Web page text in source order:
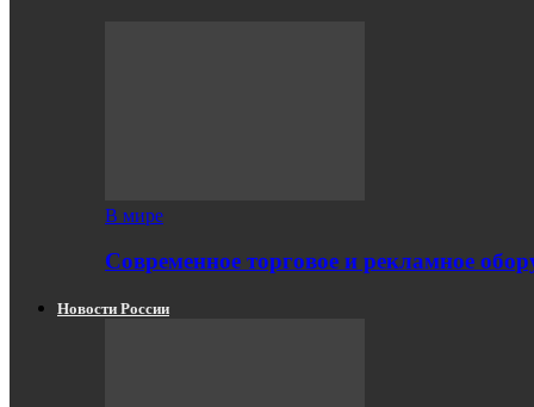
В мире
Современное торговое и рекламное
Новости России